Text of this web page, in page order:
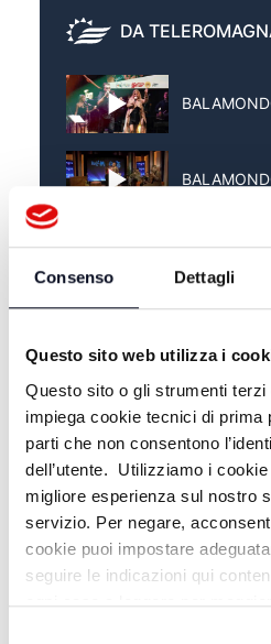
Consenso Dettagli
Questo sito web utilizza i
Questo sito o gli strumenti
impiega cookie tecnici di prima
parti che non consentono
dell’utente. Utilizziamo i
migliore esperienza sul nostro
servizio. Per negare,
cookie puoi impostare
seguire le indicazioni qui
ogni caso a leggere per
DA
ALTRE NOTIZIE